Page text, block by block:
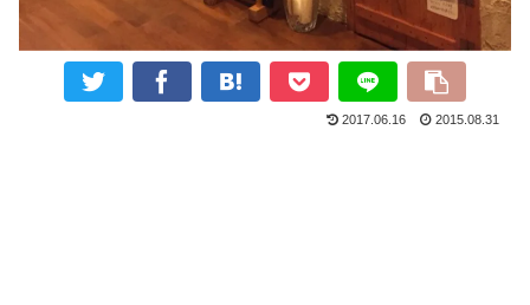
2017.06.16 2015.08.31